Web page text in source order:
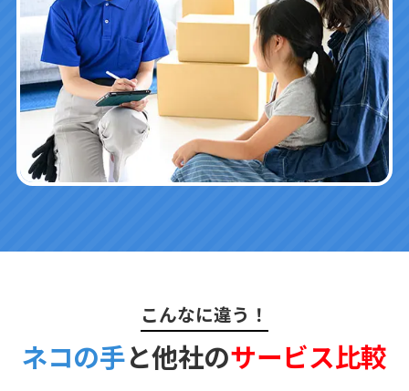
こんなに違う！
ネコの手と他社のサービス比較